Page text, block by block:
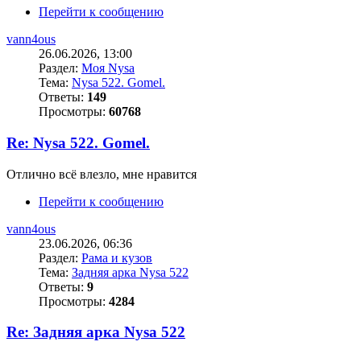
Перейти к сообщению
vann4ous
26.06.2026, 13:00
Раздел: Моя Nysa
Тема: Nysa 522. Gomel.
Ответы: 149
Просмотры: 60768
Re: Nysa 522. Gomel.
Отлично всё влезло, мне нравится
Перейти к сообщению
vann4ous
23.06.2026, 06:36
Раздел: Рама и кузов
Тема: Задняя арка Nysa 522
Ответы: 9
Просмотры: 4284
Re: Задняя арка Nysa 522